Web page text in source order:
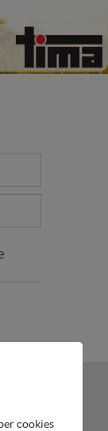
cookies